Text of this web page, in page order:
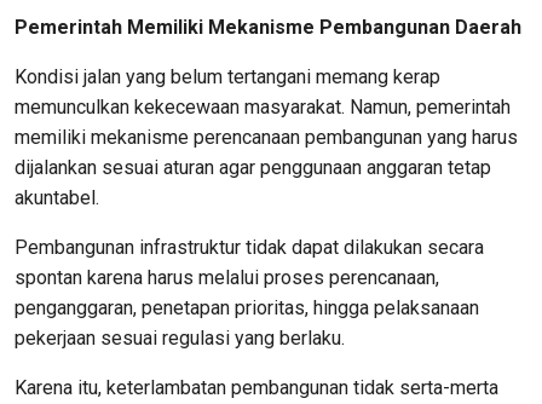
Pemerintah Memiliki Mekanisme Pembangunan Daerah
Kondisi jalan yang belum tertangani memang kerap
memunculkan kekecewaan masyarakat. Namun, pemerintah
memiliki mekanisme perencanaan pembangunan yang harus
dijalankan sesuai aturan agar penggunaan anggaran tetap
akuntabel.
Pembangunan infrastruktur tidak dapat dilakukan secara
spontan karena harus melalui proses perencanaan,
penganggaran, penetapan prioritas, hingga pelaksanaan
pekerjaan sesuai regulasi yang berlaku.
Karena itu, keterlambatan pembangunan tidak serta-merta